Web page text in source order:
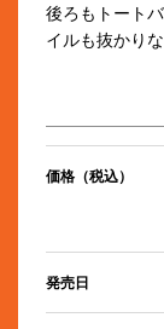
後ろもトート
イルも抜かり
価格（税込）
発売日